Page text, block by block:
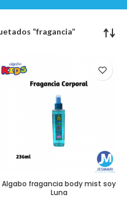
“fragancia”
Algabo fragancia body mist soy
Luna